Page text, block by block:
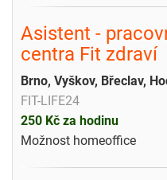
Asistent -
centra Fit zdraví
Brno, Vyškov, Břeclav,
FIT-LIFE24
250 Kč za hodinu
Možnost homeoffice